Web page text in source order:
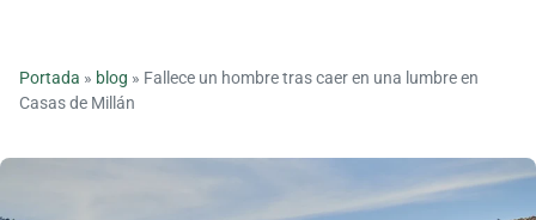
Portada » blog » Fallece un hombre tras caer en una lumbre en
Casas de Millán